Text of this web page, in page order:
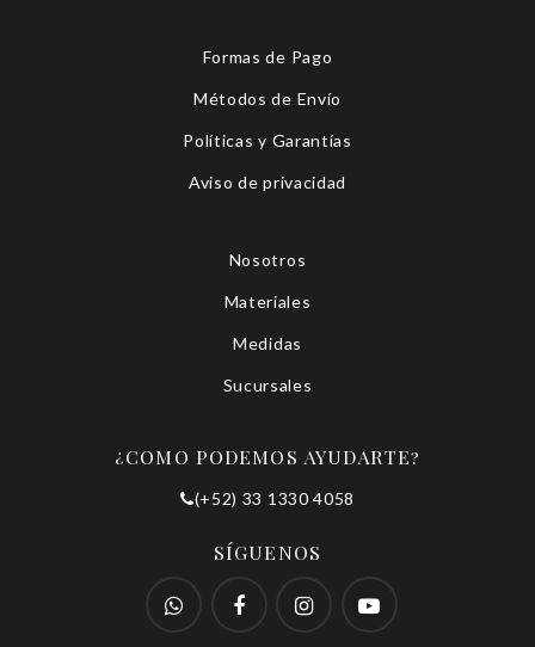
Formas de Pago
Métodos de Envío
Políticas y Garantías
Aviso de privacidad
Nosotros
Materiales
Medidas
Sucursales
¿COMO PODEMOS AYUDARTE?
(+52) 33 1330 4058
SÍGUENOS